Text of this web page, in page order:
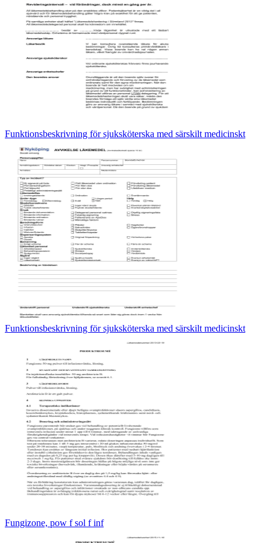
Funktionsbeskrivning för sjuksköterska med särskilt medicinskt
Funktionsbeskrivning för sjuksköterska med särskilt medicinskt
Fungizone, pow f sol f inf